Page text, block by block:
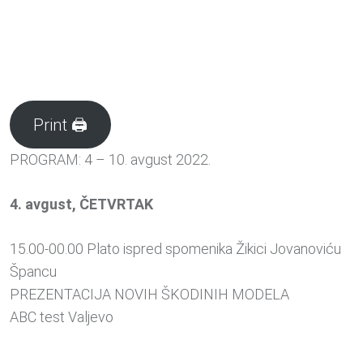
Print 🖨
PROGRAM: 4 – 10. avgust 2022.
4. avgust, ČETVRTAK
15.00-00.00 Plato ispred spomenika Žikici Jovanoviću
Špancu
PREZENTACIJA NOVIH ŠKODINIH MODELA
ABC test Valjevo